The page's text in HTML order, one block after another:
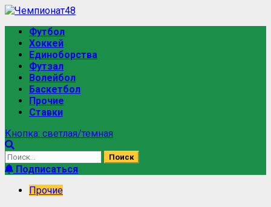
Перейти
содержимому
Основное
меню
Футбол
Хоккей
Единоборства
Футзал
Волейбол
Баскетбол
Прочие
Ставки
Кнопка: светлая/темная
Найти:
Подписаться
Прочие